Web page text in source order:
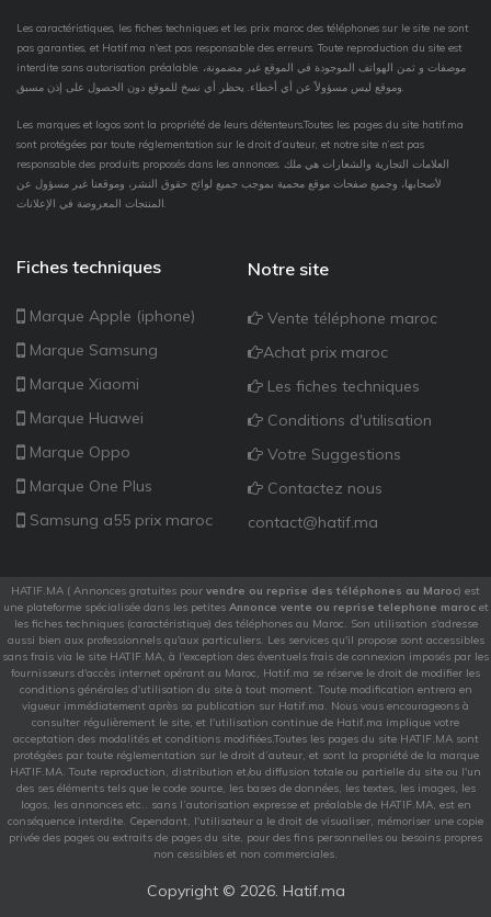
Les caractéristiques, les fiches techniques et les prix maroc des téléphones sur le site ne sont
pas garanties, et Hatif.ma n'est pas responsable des erreurs. Toute reproduction du site est
interdite sans autorisation préalable. موصفات و ثمن الهواتف الموجودة في الموقع غير مضمونة،
Les marques et logos sont la propriété de leurs détenteurs.Toutes les pages du site hatif.ma
sont protégées par toute réglementation sur le droit d’auteur, et notre site n’est pas
responsable des produits proposés dans les annonces. العلامات التجارية والشعارات هي ملك
لأصحابها، وجميع صفحات موقع محمية بموجب جميع لوائح حقوق النشر، وموقعنا غير مسؤول عن
Fiches techniques
Marque Apple (iphone)
Marque Samsung
Marque Xiaomi
Marque Huawei
Marque Oppo
Marque One Plus
Samsung a55 prix maroc
Notre site
Vente téléphone maroc
Achat prix maroc
Les fiches techniques
Conditions d'utilisation
Votre Suggestions
Contactez nous
contact@hatif.ma
HATIF.MA ( Annonces gratuites pour vendre ou reprise des téléphones au Maroc) est
une plateforme spécialisée dans les petites Annonce vente ou reprise telephone marocet
les fiches techniques (caractéristique) des téléphones au Maroc. Son utilisation s'adresse
aussi bien aux professionnels qu'aux particuliers. Les services qu'il propose sont accessibles
sans frais via le site HATIF.MA, à l'exception des éventuels frais de connexion imposés par les
fournisseurs d'accès internet opérant au Maroc, Hatif.ma se réserve le droit de modifier les
conditions générales d'utilisation du site à tout moment. Toute modification entrera en
vigueur immédiatement après sa publication sur Hatif.ma. Nous vous encourageons à
consulter régulièrement le site, et l'utilisation continue de Hatif.ma implique votre
acceptation des modalités et conditions modifiées.Toutes les pages du site HATIF.MA sont
protégées par toute réglementation sur le droit d’auteur, et sont la propriété de la marque
HATIF.MA. Toute reproduction, distribution et/ou diffusion totale ou partielle du site ou l'un
des ses éléments tels que le code source, les bases de données, les textes, les images, les
logos, les annonces etc.. sans l’autorisation expresse et préalable de HATIF.MA, est en
conséquence interdite. Cependant, l'utilisateur a le droit de visualiser, mémoriser une copie
privée des pages ou extraits de pages du site, pour des fins personnelles ou besoins propres
non cessibles et non commerciales.
Copyright © 2026. Hatif.ma